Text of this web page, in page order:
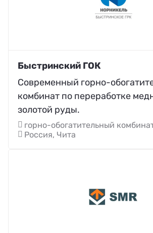
Быстринский ГОК
Современный горно-
комбинат по переработке
золотой руды.
горно-обогатительный
Россия, Чита